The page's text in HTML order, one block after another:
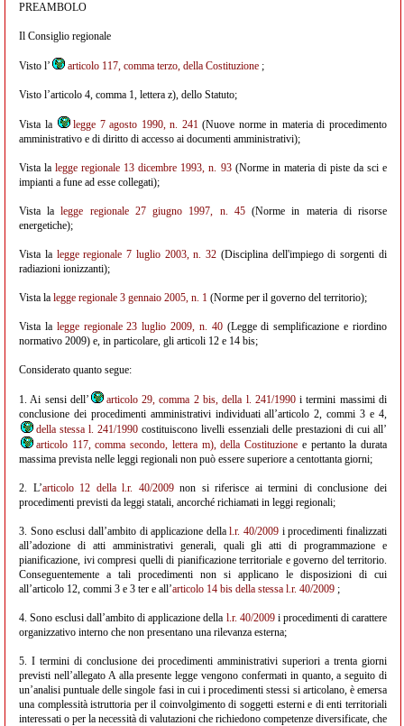
PREAMBOLO
Il Consiglio regionale
Visto l’ articolo 117, comma terzo, della Costituzione ;
Visto l’articolo 4, comma 1, lettera z), dello Statuto;
Vista la legge 7 agosto 1990, n. 241(Nuove norme in materia di procedimento
amministrativo e di diritto di accesso ai documenti amministrativi);
Vista lalegge regionale 13 dicembre 1993, n. 93(Norme in materia di piste da sci e
impianti a fune ad esse collegati);
Vista lalegge regionale 27 giugno 1997, n. 45(Norme in materia di risorse
energetiche);
Vista la legge regionale 7 luglio 2003, n. 32 (Disciplina dell'impiego di sorgenti di
radiazioni ionizzanti);
Vista la legge regionale 3 gennaio 2005, n. 1 (Norme per il governo del territorio);
Vista la legge regionale 23 luglio 2009, n. 40(Legge di semplificazione e riordino
normativo 2009) e, in particolare, gli articoli 12 e 14 bis;
Considerato quanto segue:
1. Ai sensi dell’ articolo 29, comma 2 bis, della l. 241/1990i termini massimi di
conclusione dei procedimenti amministrativi individuati all’articolo 2, commi 3 e 4,
della stessa l. 241/1990 costituiscono livelli essenziali delle prestazioni di cui all’
articolo 117, comma secondo, lettera m), della Costituzione e pertanto la durata
massima prevista nelle leggi regionali non può essere superiore a centottanta giorni;
2. L’articolo 12 della l.r. 40/2009non si riferisce ai termini di conclusione dei
procedimenti previsti da leggi statali, ancorché richiamati in leggi regionali;
3. Sono esclusi dall’ambito di applicazione dellal.r. 40/2009 i procedimenti finalizzati
all’adozione di atti amministrativi generali, quali gli atti di programmazione e
pianificazione, ivi compresi quelli di pianificazione territoriale e governo del territorio.
Conseguentemente a tali procedimenti non si applicano le disposizioni di cui
all’articolo 12, commi 3 e 3 ter e all’articolo 14 bis della stessa l.r. 40/2009 ;
4. Sono esclusi dall’ambito di applicazione della l.r. 40/2009i procedimenti di carattere
organizzativo interno che non presentano una rilevanza esterna;
5. I termini di conclusione dei procedimenti amministrativi superiori a trenta giorni
previsti nell’allegato A alla presente legge vengono confermati in quanto, a seguito di
un’analisi puntuale delle singole fasi in cui i procedimenti stessi si articolano, è emersa
una complessità istruttoria per il coinvolgimento di soggetti esterni e di enti territoriali
interessati o per la necessità di valutazioni che richiedono competenze diversificate, che